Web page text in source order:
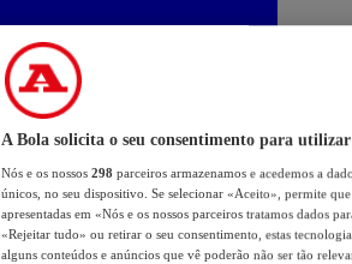
A Bola solicita o seu consentimento para utilizar
Nós e os nossos 298 parceiros armazenamos e acedemos a
únicos, no seu dispositivo. Se selecionar «Aceito», permite
apresentadas em «Nós e os nossos parceiros tratamos dados
«Rejeitar tudo» ou retirar o seu consentimento, estas
alguns conteúdos e anúncios que vê poderão não ser tão